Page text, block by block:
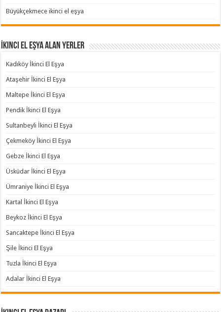
Büyükçekmece ikinci el eşya
İkinci El Eşya Alan Yerler
Kadıköy İkinci El Eşya
Ataşehir İkinci El Eşya
Maltepe İkinci El Eşya
Pendik İkinci El Eşya
Sultanbeyli İkinci El Eşya
Çekmeköy İkinci El Eşya
Gebze İkinci El Eşya
Üsküdar İkinci El Eşya
Ümraniye İkinci El Eşya
Kartal İkinci El Eşya
Beykoz İkinci El Eşya
Sancaktepe İkinci El Eşya
Şile İkinci El Eşya
Tuzla İkinci El Eşya
Adalar İkinci El Eşya